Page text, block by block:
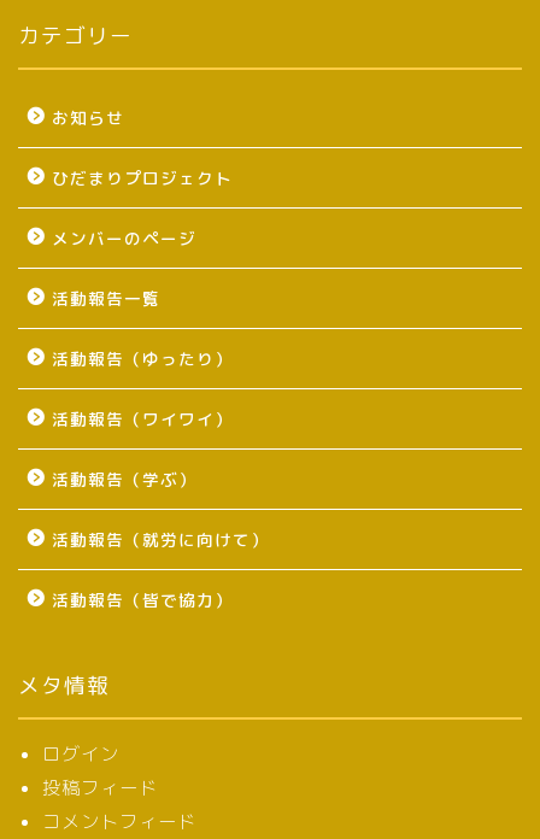
カテゴリー
お知らせ
ひだまりプロジェクト
メンバーのページ
活動報告一覧
活動報告（ゆったり）
活動報告（ワイワイ）
活動報告（学ぶ）
活動報告（就労に向けて）
活動報告（皆で協力）
メタ情報
ログイン
投稿フィード
コメントフィード